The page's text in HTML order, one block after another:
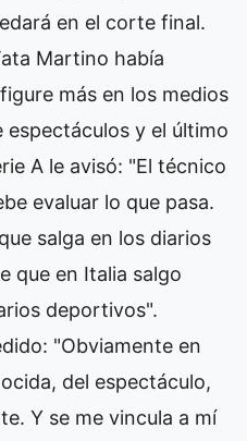
en el corte final.
Martino había
más en los medios
y el último
A le avisó: "El técnico
evaluar lo que pasa.
salga en los diarios
que en Italia salgo
deportivos".
"Obviamente en
del espectáculo,
Y se me vincula a mí